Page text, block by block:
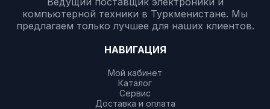
компьютерной техники в Туркменистане. Мы
предлагаем только лучшее для наших клиентов.
НАВИГАЦИЯ
Мой кабинет
Каталог
Сервис
Доставка и оплата